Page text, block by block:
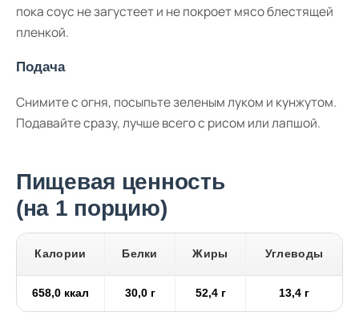
пока соус не загустеет и не покроет мясо блестящей
пленкой.
Подача
Снимите с огня, посыпьте зеленым луком и кунжутом.
Подавайте сразу, лучше всего с рисом или лапшой.
Пищевая ценность
(на 1 порцию)
Калории Белки Жиры Углеводы
658,0 ккал 30,0 г 52,4 г 13,4 г